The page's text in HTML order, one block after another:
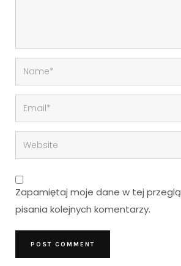
Zapamiętaj moje dane w tej
pisania kolejnych komentarzy.